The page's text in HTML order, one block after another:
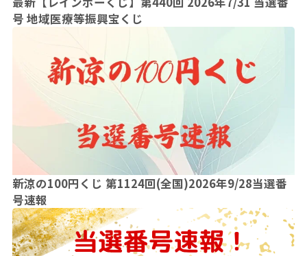
号 地域医療等振興宝くじ
新涼の100円くじ 第1124回(全国)2026年9/28当選番
号速報